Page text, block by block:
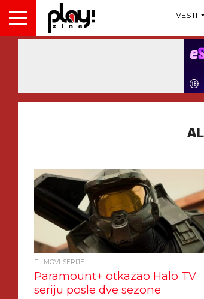
VESTI
FILMOVI-SERIJE
Paramount+ otkazao Halo TV
seriju posle dve sezone